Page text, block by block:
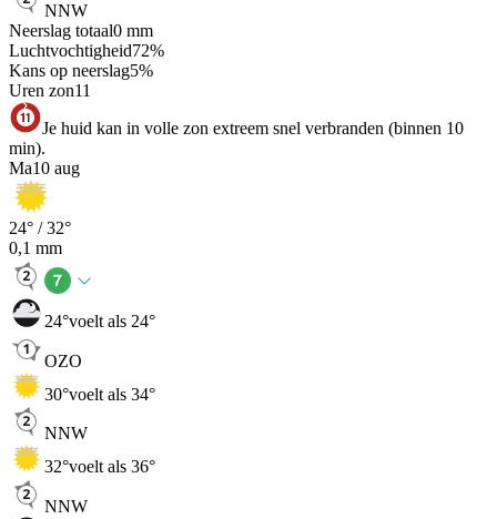
NNW
Neerslag totaal0 mm
Luchtvochtigheid72%
Kans op neerslag5%
Uren zon11
Je huid kan in volle zon extreem snel verbranden (binnen 10
min).
Ma10 aug
24° /32°
0,1 mm
24°voelt als 24°
OZO
30°voelt als 34°
NNW
32°voelt als 36°
NNW